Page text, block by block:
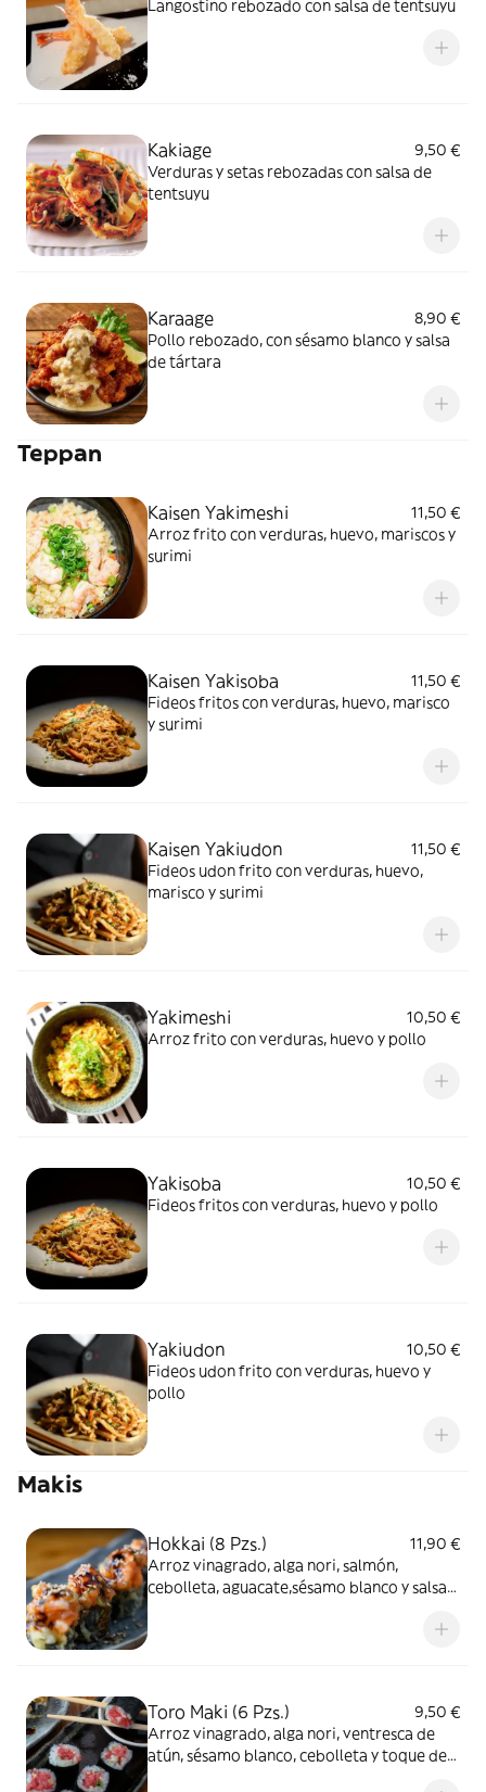
Langostino rebozado con salsa de tentsuyu
Kakiage
9,50 €
Verduras y setas rebozadas con salsa de
tentsuyu
Karaage
8,90 €
Pollo rebozado, con sésamo blanco y salsa
de tártara
Teppan
Kaisen Yakimeshi
11,50 €
Arroz frito con verduras, huevo, mariscos y
surimi
Kaisen Yakisoba
11,50 €
Fideos fritos con verduras, huevo, marisco
y surimi
Kaisen Yakiudon
11,50 €
Fideos udon frito con verduras, huevo,
marisco y surimi
Yakimeshi
10,50 €
Arroz frito con verduras, huevo y pollo
Yakisoba
10,50 €
Fideos fritos con verduras, huevo y pollo
Yakiudon
10,50 €
Fideos udon frito con verduras, huevo y
pollo
Makis
Hokkai (8 Pzs.)
11,90 €
Arroz vinagrado, alga nori, salmón,
cebolleta, aguacate,sésamo blanco y salsa
Toro Maki (6 Pzs.)
9,50 €
Arroz vinagrado, alga nori, ventresca de
atún, sésamo blanco, cebolleta y toque de